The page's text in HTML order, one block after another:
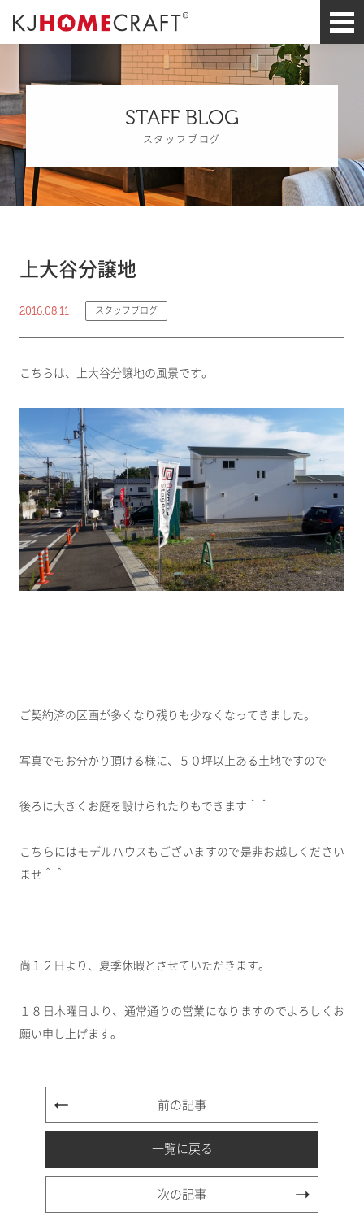
STAFF BLOG
スタッフブログ
上大谷分譲地
2016.08.11 スタッフブログ
こちらは、上大谷分譲地の風景です。
ご契約済の区画が多くなり残りも少なくなってきました。
写真でもお分かり頂ける様に、５０坪以上ある土地ですので
後ろに大きくお庭を設けられたりもできます＾＾
こちらにはモデルハウスもございますので是非お越しください
ませ＾＾
尚１２日より、夏季休暇とさせていただきます。
１８日木曜日より、通常通りの営業になりますのでよろしくお
願い申し上げます。
前の記事
一覧に戻る
次の記事